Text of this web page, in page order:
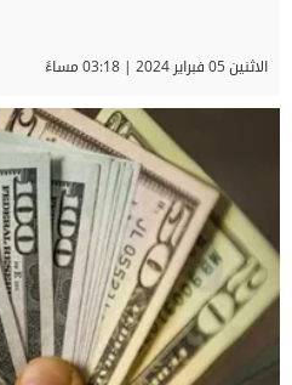
الاثنين 05 فبراير 2024 | 03:18 مساءً